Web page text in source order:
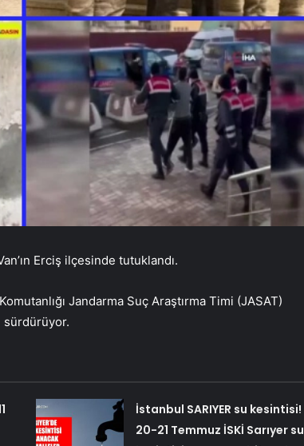
Erciş ilçesinde tutuklandı.
Jandarma Suç Araştırma Timi (JASAT)
sürdürüyor.
İstanbul SARIYER su kesintisi!
20-21 Temmuz İSKİ Sarıyer su